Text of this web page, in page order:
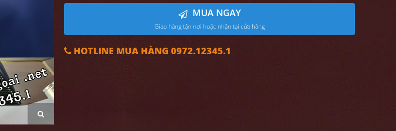
MUA NGAY
Giao hàng tận nơi hoặc nhận tại cửa hàng
HOTLINE MUA HÀNG 0972.12345.1